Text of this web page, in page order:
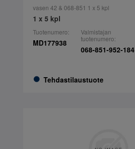
vasen 42 & 068-851 1 x 5 kpl
1 x 5 kpl
Tuotenumero:
MD177938
Tehdastilaustuote
Valmistajan
tuotenumero:
068-851-952-184